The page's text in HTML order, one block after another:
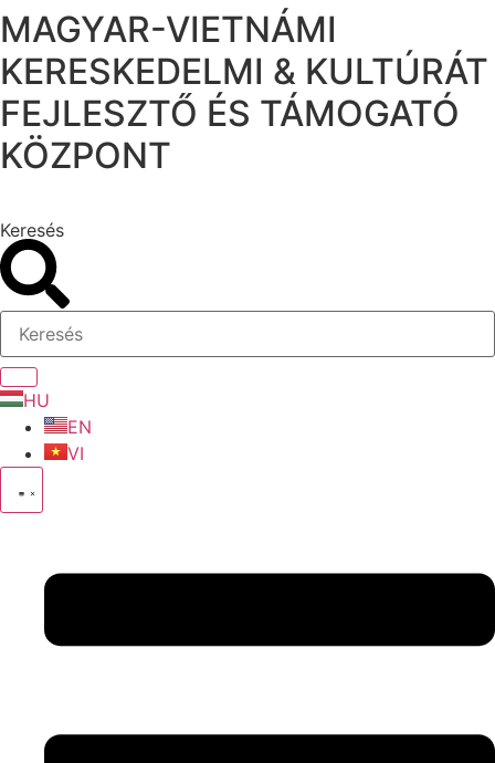
Ugrás
a
tartalomhoz
MAGYAR-VIETNÁMI
KERESKEDELMI & KULTÚRÁT
FEJLESZTŐ ÉS TÁMOGATÓ
KÖZPONT
Keresés
HU
EN
VI